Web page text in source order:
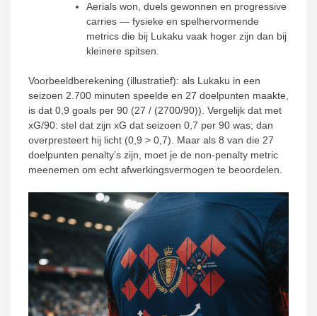
Aerials won, duels gewonnen en progressive
carries — fysieke en spelhervormende
metrics die bij Lukaku vaak hoger zijn dan bij
kleinere spitsen.
Voorbeeldberekening (illustratief): als Lukaku in een
seizoen 2.700 minuten speelde en 27 doelpunten maakte,
is dat 0,9 goals per 90 (27 / (2700/90)). Vergelijk dat met
xG/90: stel dat zijn xG dat seizoen 0,7 per 90 was; dan
overpresteert hij licht (0,9 > 0,7). Maar als 8 van die 27
doelpunten penalty’s zijn, moet je de non-penalty metric
meenemen om echt afwerkingsvermogen te beoordelen.